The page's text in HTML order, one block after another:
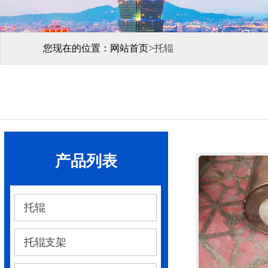
您现在的位置： 网站首页>托辊
产品列表
托辊
托辊支架